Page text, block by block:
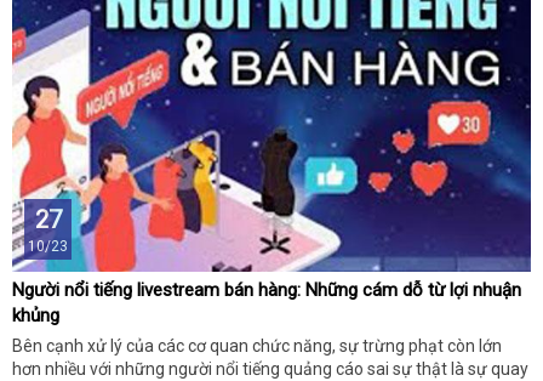
27
10/23
Người nổi tiếng livestream bán hàng: Những cám dỗ từ lợi nhuận
khủng
Bên cạnh xử lý của các cơ quan chức năng, sự trừng phạt còn lớn
hơn nhiều với những người nổi tiếng quảng cáo sai sự thật là sự quay